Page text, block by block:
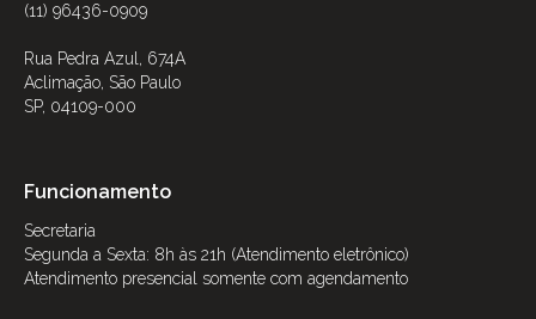
(11) 96436-0909
Rua Pedra Azul, 674A
Aclimação, São Paulo
SP, 04109-000
Funcionamento
Secretaria
Segunda a Sexta: 8h às 21h (Atendimento eletrônico)
Atendimento presencial somente com agendamento